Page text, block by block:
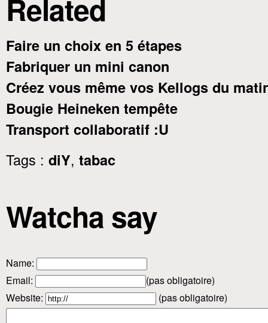
Related
Faire un choix en 5 étapes
Fabriquer un mini canon
Créez vous même vos Kellogs du
Bougie Heineken tempête
Transport collaboratif :U
Tags : diY, tabac
Watcha say
Name:
Email:
(pas obligatoire)
Website:
(pas obligatoire)